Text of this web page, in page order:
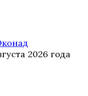
2026 года